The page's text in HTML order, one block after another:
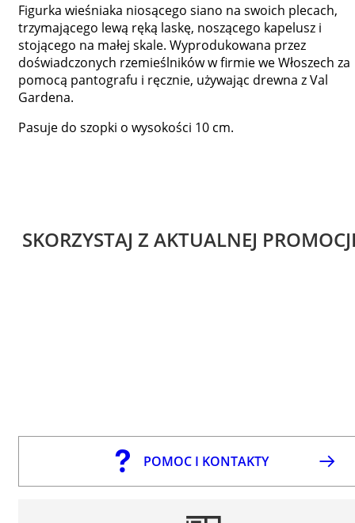
Figurka wieśniaka niosącego siano na swoich plecach,
trzymającego lewą ręką laskę, noszącego kapelusz i
stojącego na małej skale. Wyprodukowana przez
doświadczonych rzemieślników w firmie we Włoszech za
pomocą pantografu i ręcznie, używając drewna z Val
Gardena.
Pasuje do szopki o wysokości 10 cm.
SKORZYSTAJ Z AKTUALNEJ
POMOC I KONTAKTY